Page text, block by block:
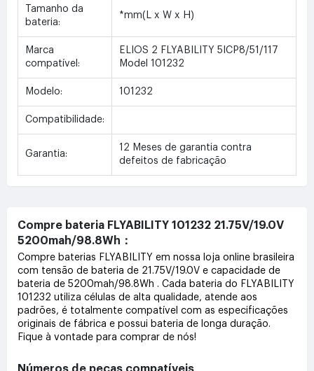
Tamanho da
bateria:
*mm(L x W x H)
Marca
compatível:
ELIOS 2 FLYABILITY 5ICP8/51/117
Model 101232
Modelo: 101232
Compatibilidade:
Garantia:
12 Meses de garantia contra
defeitos de fabricação
Compre bateria FLYABILITY 101232 21.75V/19.0V
5200mah/98.8Wh：
Compre baterias FLYABILITY em nossa loja online brasileira
com tensão de bateria de 21.75V/19.0V e capacidade de
bateria de 5200mah/98.8Wh . Cada bateria do FLYABILITY
101232 utiliza células de alta qualidade, atende aos
padrões, é totalmente compatível com as especificações
originais de fábrica e possui bateria de longa duração.
Fique à vontade para comprar de nós!